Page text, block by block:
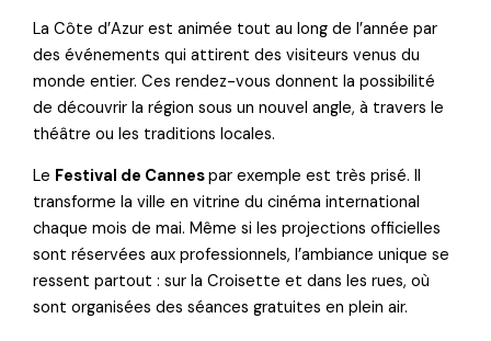
La Côte d’Azur est animée tout au long de l’année par
des événements qui attirent des visiteurs venus du
monde entier. Ces rendez-vous donnent la possibilité
de découvrir la région sous un nouvel angle, à travers le
théâtre ou les traditions locales.
Le Festival de Cannespar exemple est très prisé. Il
transforme la ville en vitrine du cinéma international
chaque mois de mai. Même si les projections officielles
sont réservées aux professionnels, l’ambiance unique se
ressent partout : sur la Croisette et dans les rues, où
sont organisées des séances gratuites en plein air.